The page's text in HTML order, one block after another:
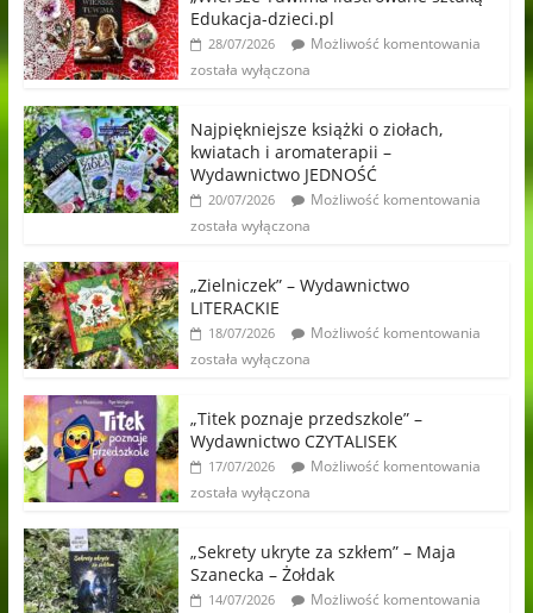
Edukacja-dzieci.pl
28/07/2026
Możliwość komentowania
została wyłączona
Najpiękniejsze książki o ziołach,
kwiatach i aromaterapii –
Wydawnictwo JEDNOŚĆ
20/07/2026
Możliwość komentowania
została wyłączona
„Zielniczek” – Wydawnictwo
LITERACKIE
18/07/2026
Możliwość komentowania
została wyłączona
„Titek poznaje przedszkole” –
Wydawnictwo CZYTALISEK
17/07/2026
Możliwość komentowania
została wyłączona
„Sekrety ukryte za szkłem” – Maja
Szanecka – Żołdak
14/07/2026
Możliwość komentowania